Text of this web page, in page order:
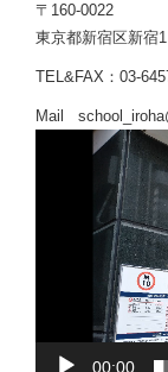
〒160-0022
東京都新宿区新宿
TEL&FAX：03-
Mail
00:00